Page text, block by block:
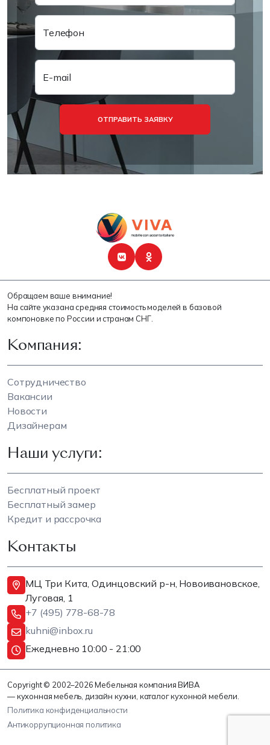
Телефон
E-mail
ОТПРАВИТЬ ЗАЯВКУ
Обращаем ваше внимание!
На сайте указана средняя стоимость моделей в базовой
компоновке по России и странам СНГ.
Компания:
Сотрудничество
Вакансии
Новости
Дизайнерам
Наши услуги:
Бесплатный проект
Бесплатный замер
Кредит и рассрочка
Контакты
МЦ Три Кита, Одинцовский р-н, Новоивановское,
Луговая, 1
+7 (495) 778-68-78
kuhni@inbox.ru
Ежедневно 10:00 - 21:00
Copyright © 2002–2026 Мебельная компания ВИВА
— кухонная мебель, дизайн кухни, каталог кухонной мебели.
Политика конфиденциальности
Антикоррупционная политика